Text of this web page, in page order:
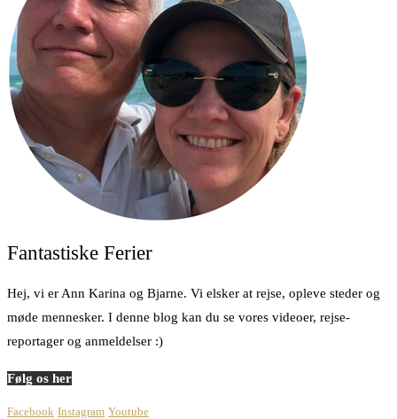
Fantastiske Ferier
Hej, vi er Ann Karina og Bjarne. Vi elsker at rejse, opleve steder og
møde mennesker. I denne blog kan du se vores videoer, rejse-
reportager og anmeldelser :)
Følg os her
Facebook Instagram Youtube